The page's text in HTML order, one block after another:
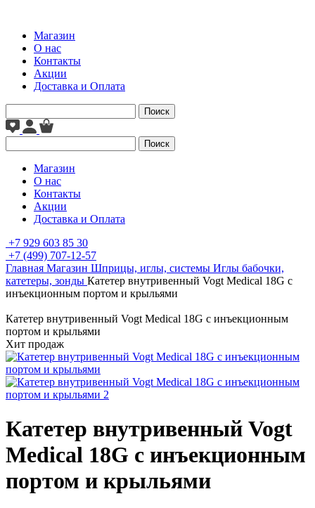
Магазин
О нас
Контакты
Акции
Доставка и Оплата
Поиск
Поиск
Магазин
О нас
Контакты
Акции
Доставка и Оплата
+7 929 603 85 30
+7 (499) 707-12-57
Главная Магазин Шприцы, иглы, системы Иглы бабочки,
катетеры, зонды Катетер внутривенный Vogt Medical 18G с
инъекционным портом и крыльями
Катетер внутривенный Vogt Medical 18G с инъекционным
портом и крыльями
Хит продаж
Катетер внутривенный Vogt
Medical 18G с инъекционным
портом и крыльями